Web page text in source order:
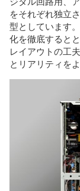
をそれぞれ独立
型としています
化を徹底すると
レイアウトの工
とリアリティを